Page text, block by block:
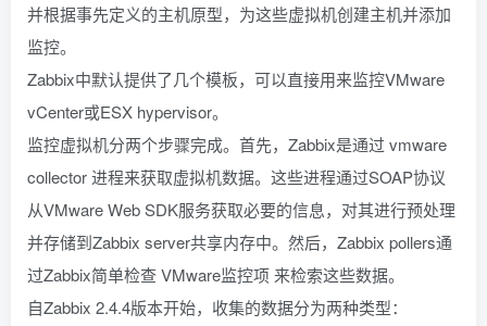
并根据事先定义的主机原型，为这些虚拟机创建主机并添加
监控。
Zabbix中默认提供了几个模板，可以直接用来监控VMware
vCenter或ESX hypervisor。
监控虚拟机分两个步骤完成。首先，Zabbix是通过 vmware
collector 进程来获取虚拟机数据。这些进程通过SOAP协议
从VMware Web SDK服务获取必要的信息，对其进行预处理
并存储到Zabbix server共享内存中。然后，Zabbix pollers通
过Zabbix简单检查 VMware监控项 来检索这些数据。
自Zabbix 2.4.4版本开始，收集的数据分为两种类型：